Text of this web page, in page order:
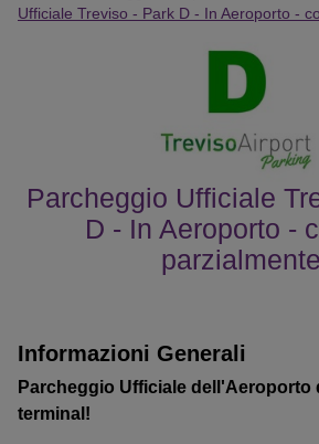
Ufficiale Treviso - Park D - In Aeroporto -
Parcheggio Ufficiale
D - In Aeroporto -
parzialmente
Informazioni Generali
Parcheggio Ufficiale dell'Aeroporto
terminal!